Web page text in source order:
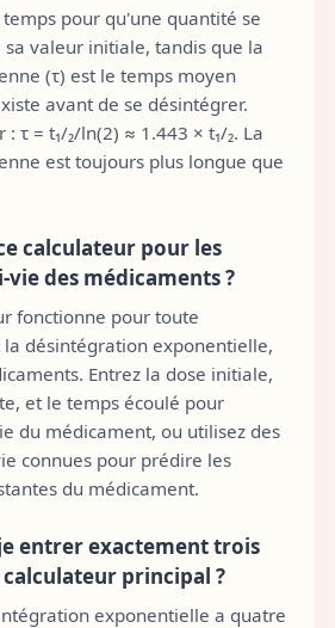
pour qu'une quantité se
sa valeur initiale, tandis que la
(τ) est le temps moyen
avant de se désintégrer.
τ = t₁/₂/ln(2) ≈ 1.443 × t₁/₂. La
est toujours plus longue que
calculateur pour les
vie des médicaments ?
fonctionne pour toute
la désintégration exponentielle,
Entrez la dose initiale,
et le temps écoulé pour
du médicament, ou utilisez des
connues pour prédire les
du médicament.
entrer exactement trois
principal ?
exponentielle a quatre